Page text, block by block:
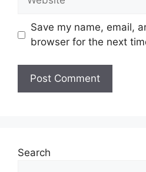
Save my name, email,
browser for the next
Search